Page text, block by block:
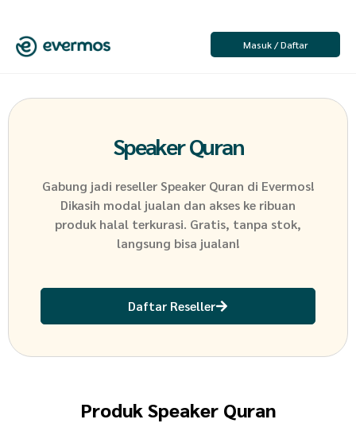
Masuk / Daftar
Speaker Quran
Gabung jadi reseller Speaker Quran di Evermos!
Dikasih modal jualan dan akses ke ribuan
produk halal terkurasi. Gratis, tanpa stok,
langsung bisa jualan!
Daftar Reseller
Produk Speaker Quran